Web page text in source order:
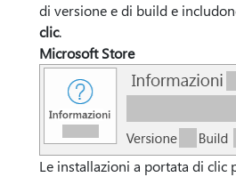
di versione e di build e
clic.
Microsoft Store
Le installazioni a portata di clic